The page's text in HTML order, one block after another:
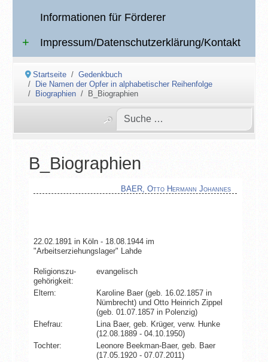
Informationen für Förderer
Impressum/Datenschutzerklärung/Kontakt
Startseite
Gedenkbuch
Die Namen der Opfer in alphabetischer Reihenfolge
Biographien
B_Biographien
B_Biographien
BAER, Otto Hermann Johannes
22.02.1891 in Köln - 18.08.1944 im
"Arbeitserziehungslager" Lahde
Religionszu­
gehörigkeit:
evangelisch
Eltern:
Karoline Baer (geb. 16.02.1857 in
Nümbrecht) und Otto Heinrich Zippel
(geb. 01.07.1857 in Polenzig)
Ehefrau:
Lina Baer, geb. Krüger, verw. Hunke
(12.08.1889 - 04.10.1950)
Tochter:
Leonore Beekman-Baer, geb. Baer
(17.05.1920 - 07.07.2011)